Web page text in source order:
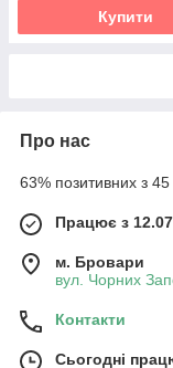
Купити
Про нас
63% позитивних з 45
Працює з
м. Бровари
вул. Чорних
Контакти
Сьогодні